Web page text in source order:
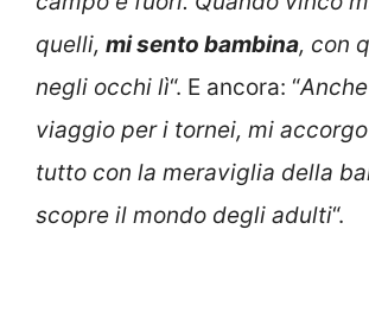
quelli, mi sento bambina, con
negli occhi lì“. E ancora: “
viaggio per i tornei, mi
tutto con la meraviglia della
scopre il mondo degli adulti“.